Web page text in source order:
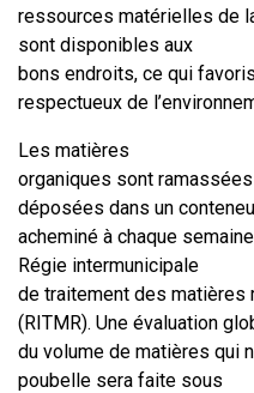
ressources matérielles de
sont disponibles aux
bons endroits, ce qui
respectueux de
Les matières
organiques sont
déposées dans un
acheminé à chaque
Régie intermunicipale
de traitement des
(RITMR). Une évaluation
du volume de matières qui
poubelle sera faite sous